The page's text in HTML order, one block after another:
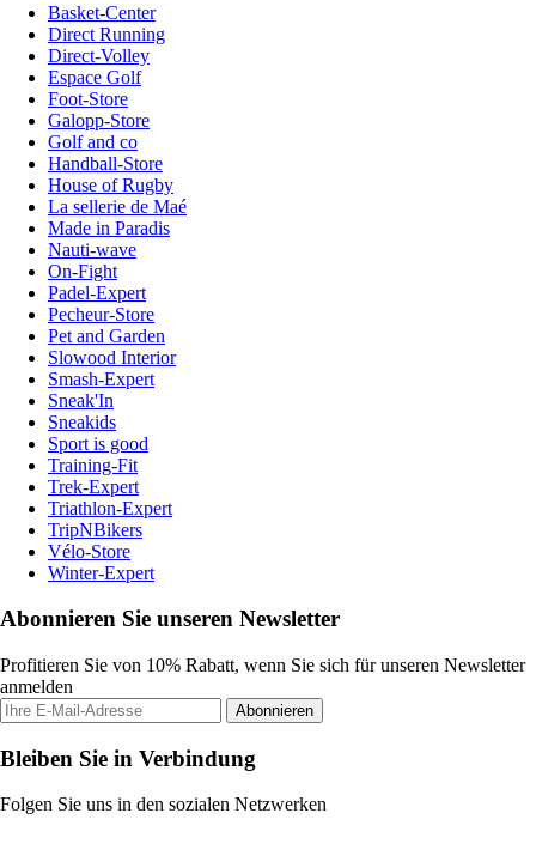
Basket-Center
Direct Running
Direct-Volley
Espace Golf
Foot-Store
Galopp-Store
Golf and co
Handball-Store
House of Rugby
La sellerie de Maé
Made in Paradis
Nauti-wave
On-Fight
Padel-Expert
Pecheur-Store
Pet and Garden
Slowood Interior
Smash-Expert
Sneak'In
Sneakids
Sport is good
Training-Fit
Trek-Expert
Triathlon-Expert
TripNBikers
Vélo-Store
Winter-Expert
Abonnieren Sie unseren Newsletter
Profitieren Sie von 10% Rabatt, wenn Sie sich für unseren Newsletter
anmelden
Abonnieren
Bleiben Sie in Verbindung
Folgen Sie uns in den sozialen Netzwerken